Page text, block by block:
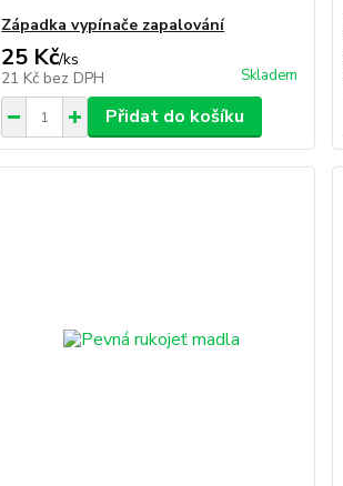
Západka vypínače zapalování
25 Kč/ks
21 Kč bez DPH Skladem
Přidat do košíku